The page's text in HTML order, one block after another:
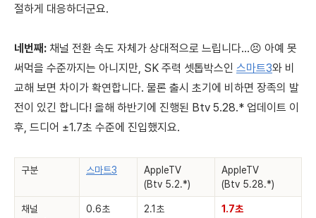
절하게 대응하더군요.
네번째: 채널 전환 속도 자체가 상대적으로 느립니다...😣 아예 못
써먹을 수준까지는 아니지만, SK 주력 셋톱박스인 스마트3와 비
교해 보면 차이가 확연합니다. 물론 출시 초기에 비하면 장족의 발
전이 있긴 합니다! 올해 하반기에 진행된 Btv 5.28.* 업데이트 이
후, 드디어 ±1.7초 수준에 진입했지요.
구분 스마트3
AppleTV
(Btv 5.2.*)
AppleTV
(Btv 5.28.*)
채널
0.6초 2.1초 1.7초